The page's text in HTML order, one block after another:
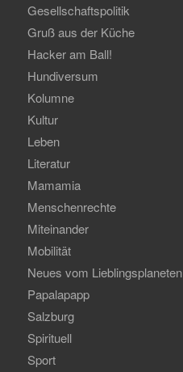
Gesellschaftspolitik
Gruß aus der Küche
Hacker am Ball!
Hundiversum
Kolumne
Kultur
Leben
Literatur
Mamamia
Menschenrechte
Miteinander
Mobilität
Neues vom Lieblingsplaneten
Papalapapp
Salzburg
Spirituell
Sport